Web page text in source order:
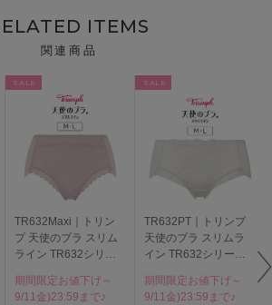
ITEMS
関連商品
SALE
TR632Maxi｜トリン
プ 天使のブラ スリム
ライン TR632シリー
期間限定お値下げ～
9/11金)23:59まで♪
SALE
TR632PT｜トリンプ
天使のブラ スリムラ
イン TR632シリーズ
ツ M/L
期間限定お値下げ～
9/11金)23:59まで♪